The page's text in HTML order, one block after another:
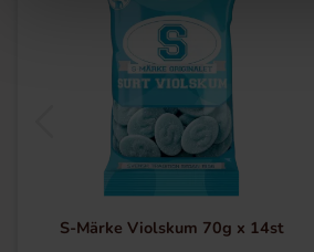
S-Märke Violskum 70g x 14st